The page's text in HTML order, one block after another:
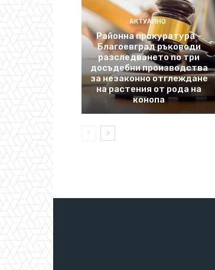
АКТУАЛНО
Районна прокуратура –
Благоевград ръководи
разследването по три
досъдебни производства
за незаконно отглеждане
на растения от рода на
конопа